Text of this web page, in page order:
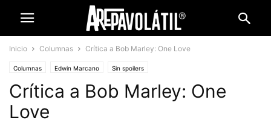
Inicio Columnas Crítica a Bob Marley: One Love
Columnas Edwin Marcano Sin spoilers
Crítica a Bob Marley: One
Love